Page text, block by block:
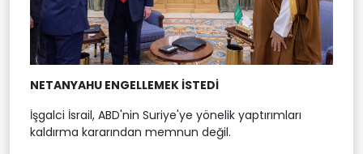
NETANYAHU ENGELLEMEK İSTEDİ
İşgalci İsrail, ABD'nin Suriye'ye yönelik yaptırımları
kaldırma kararından memnun değil.